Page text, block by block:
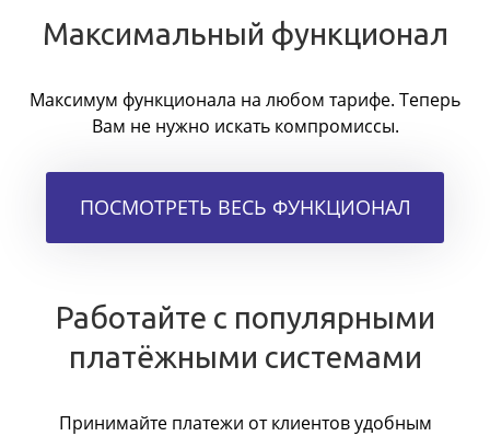
Максимальный функционал
Максимум функционала на любом тарифе. Теперь
Вам не нужно искать компромиссы.
ПОСМОТРЕТЬ ВЕСЬ ФУНКЦИОНАЛ
Работайте с популярными
платёжными системами
Принимайте платежи от клиентов удобным